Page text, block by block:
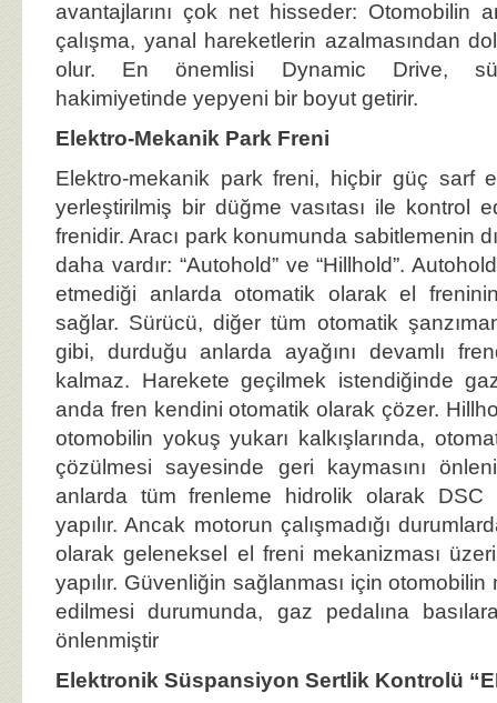
avantajlarını çok net hisseder: Otomobilin
çalışma, yanal hareketlerin azalmasından
olur. En önemlisi Dynamic Drive,
hakimiyetinde yepyeni bir boyut getirir.
Elektro-Mekanik Park Freni
Elektro-mekanik park freni, hiçbir güç sarf
yerleştirilmiş bir düğme vasıtası ile kontrol
frenidir. Aracı park konumunda sabitlemenin
daha vardır: “Autohold” ve “Hillhold”.
etmediği anlarda otomatik olarak el
sağlar. Sürücü, diğer tüm otomatik
gibi, durduğu anlarda ayağını devamlı
kalmaz. Harekete geçilmek istendiğinde gaz
anda fren kendini otomatik olarak çözer.
otomobilin yokuş yukarı kalkışlarında,
çözülmesi sayesinde geri kaymasını
anlarda tüm frenleme hidrolik olarak DSC
yapılır. Ancak motorun çalışmadığı
olarak geleneksel el freni mekanizması
yapılır. Güvenliğin sağlanması için otomobilin
edilmesi durumunda, gaz pedalına
önlenmiştir
Elektronik Süspansiyon Sertlik Kontrolü